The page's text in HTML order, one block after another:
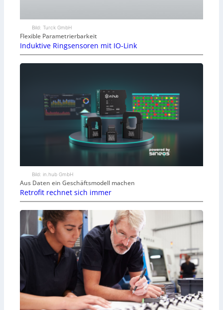
Bild: Turck GmbH
Flexible Parametrierbarkeit
Induktive Ringsensoren mit IO-Link
Bild: in.hub GmbH
Aus Daten ein Geschäftsmodell machen
Retrofit rechnet sich immer